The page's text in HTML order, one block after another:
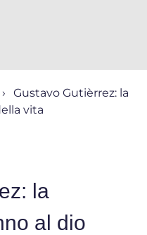
Gustavo Gutièrrez: la
vita
la
al dio